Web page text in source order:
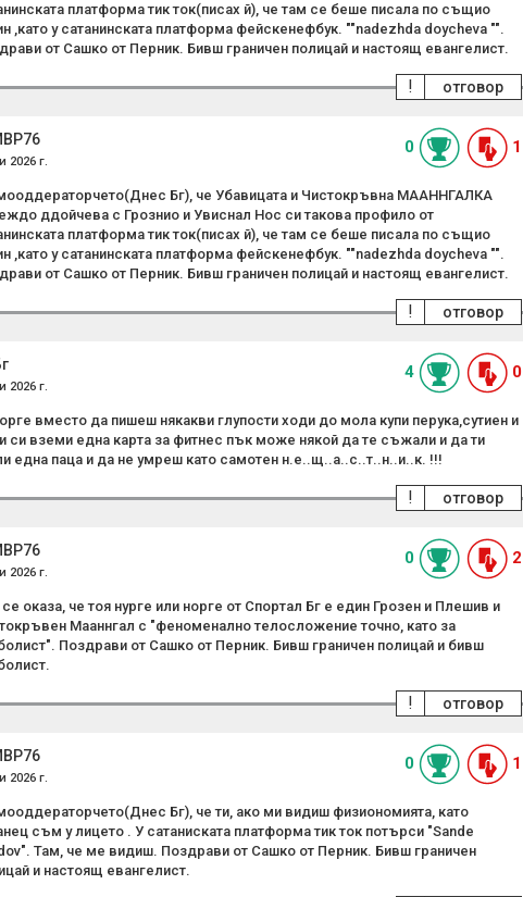
платформа тик ток(писах й), че там се беше писала по същио
,като у сатанинската платформа фейскенефбук. ""nadezhda doycheva "".
от Сашко от Перник. Бивш граничен полицай и настоящ евангелист.
отговор
!
2026 г.
0 1
Бг), че Убавицата и Чистокръвна МААННГАЛКА
ддойчева с Грознио и Увиснал Нос си такова профило от
платформа тик ток(писах й), че там се беше писала по същио
,като у сатанинската платформа фейскенефбук. ""nadezhda doycheva "".
от Сашко от Перник. Бивш граничен полицай и настоящ евангелист.
отговор
!
2026 г.
4 0
вместо да пишеш някакви глупости ходи до мола купи перука,сутиен и
си вземи една карта за фитнес пък може някой да те съжали и да ти
една паца и да не умреш като самотен н.е..щ..а..с..т..н..и..к. !!!
отговор
!
2026 г.
0 2
оказа, че тоя нурге или норге от Спортал Бг е един Грозен и Плешив и
Мааннгал с "феноменално телосложение точно, като за
Поздрави от Сашко от Перник. Бивш граничен полицай и бивш
отговор
!
2026 г.
0 1
Бг), че ти, ако ми видиш физиономията, като
съм у лицето . У сатаниската платформа тик ток потърси "Sande
Там, че ме видиш. Поздрави от Сашко от Перник. Бивш граничен
и настоящ евангелист.